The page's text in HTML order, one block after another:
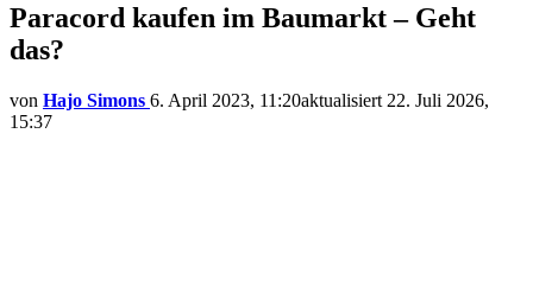
Paracord kaufen im Baumarkt – Geht
das?
von Hajo Simons 6. April 2023, 11:20aktualisiert 22. Juli 2026,
15:37